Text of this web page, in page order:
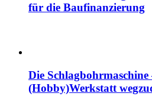
für die Baufinanzierung
Die Schlagbohrmaschine
(Hobby)Werkstatt